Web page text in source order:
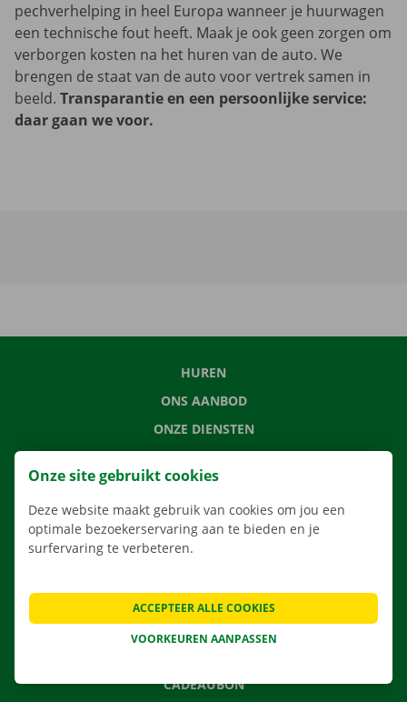
pechverhelping in heel Europa wanneer je huurwagen
een technische fout heeft. Maak je ook geen zorgen om
verborgen kosten na het huren van de auto. We
brengen de staat van de auto voor vertrek samen in
beeld. Transparantie en een persoonlijke service:
daar gaan we voor.
HUREN
ONS AANBOD
ONZE DIENSTEN
LOCATIES
APP
VERHUISOPLOSSINGEN
CONTACTEER ONS
VEELGESTELDE VRAGEN
CADEAUBON
Onze site gebruikt cookies
Deze website maakt gebruik van cookies om jou een
optimale bezoekerservaring aan te bieden en je
surfervaring te verbeteren.
VOORKEUREN AANPASSEN
ACCEPTEER ALLE COOKIES